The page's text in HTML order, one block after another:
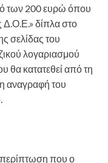
των 200 ευρώ όπου
Δ.Ο.Ε.» δίπλα στο
σελίδας του
λογαριασμού
θα κατατεθεί από τη
αναγραφή του
που ο